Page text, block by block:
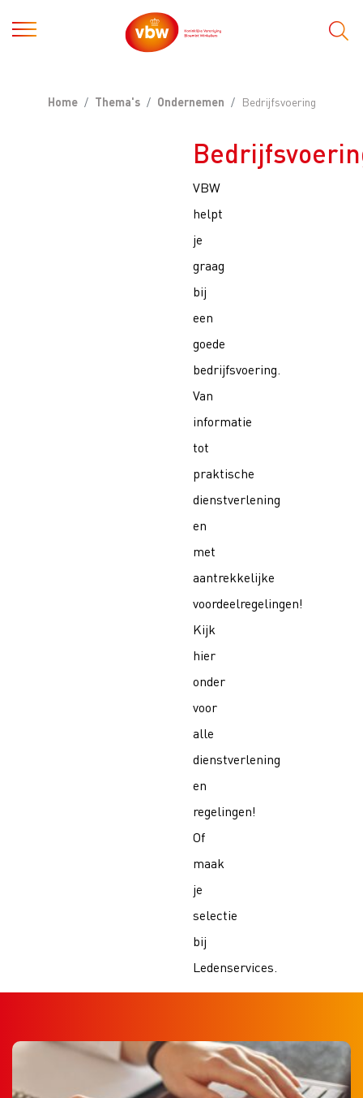
Home Thema's Ondernemen Bedrijfsvoering
VBW
helpt
je
graag
bij
een
goede
bedrijfsvoering.
Van
informatie
tot
praktische
dienstverlening
en
met
aantrekkelijke
voordeelregelingen!
Kijk
hier
onder
voor
alle
dienstverlening
en
regelingen!
Of
maak
je
selectie
bij
Ledenservices